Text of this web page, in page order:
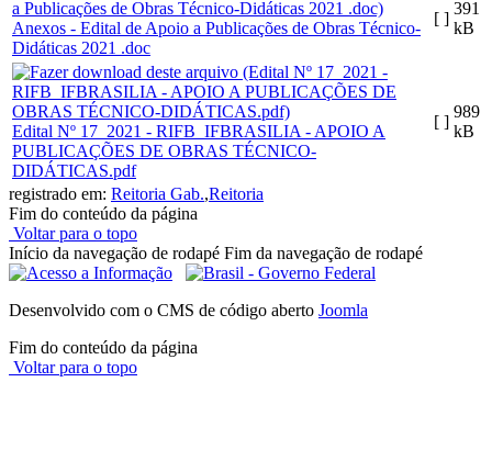
Anexos - Edital de Apoio a Publicações de Obras Técnico-
Didáticas 2021 .doc
[ ]
391
kB
Edital Nº 17_2021 - RIFB_IFBRASILIA - APOIO A
PUBLICAÇÕES DE OBRAS TÉCNICO-
DIDÁTICAS.pdf
[ ]
989
kB
registrado em: Reitoria Gab.,Reitoria
Fim do conteúdo da página
Voltar para o topo
Início da navegação de rodapé Fim da navegação de rodapé
Desenvolvido com o CMS de código aberto Joomla
Fim do conteúdo da página
Voltar para o topo